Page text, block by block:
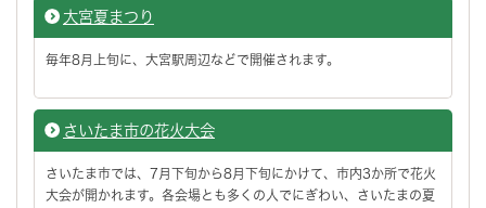
大宮夏まつり
毎年8月上旬に、大宮駅周辺などで開催されます。
さいたま市の花火大会
さいたま市では、7月下旬から8月下旬にかけて、市内3か所で花火
大会が開かれます。各会場とも多くの人でにぎわい、さいたまの夏